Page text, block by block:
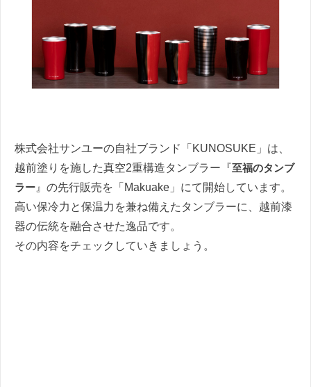
株式会社サンユーの自社ブランド「KUNOSUKE」は、
越前塗りを施した真空2重構造タンブラー『至福のタンブ
ラー 』の先行販売を「Makuake」にて開始しています。
高い保冷力と保温力を兼ね備えたタンブラーに、越前漆
器の伝統を融合させた逸品です。
その内容をチェックしていきましょう。